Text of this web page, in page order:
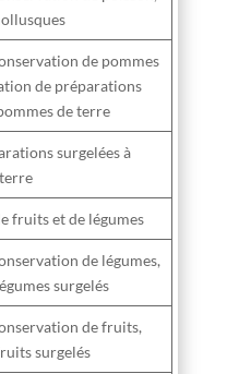
de pommes
de préparations
de terre
surgelées à
fruits et de légumes
de légumes,
surgelés
de fruits,
surgelés